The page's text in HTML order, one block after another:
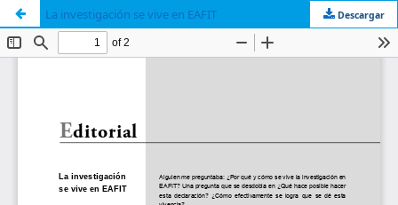
La investigación se vive en EAFIT Descargar